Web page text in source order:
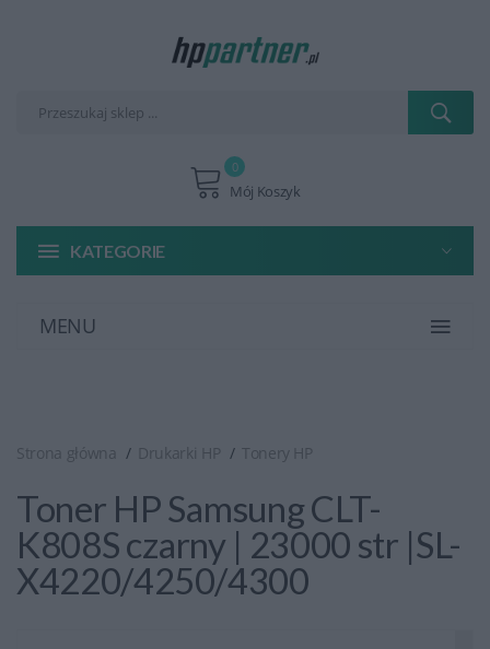
Mój Koszyk
0
KATEGORIE
MENU
Strona główna Drukarki HP Tonery HP
Toner HP Samsung CLT-
K808S czarny | 23000 str |SL-
X4220/4250/4300